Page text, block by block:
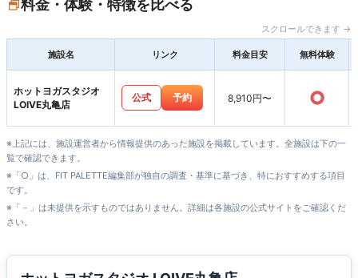
料金・体験・特徴を比べる
スクロールできます →
施設名 リンク 料金目安 無料体験
ホットヨガスタジオ
LOIVE丸亀店
公式 予約 8,910円〜 ○
※上記には、施設運営者から情報提供のあった施設を掲載しています。全施設は下の一
覧で確認できます。
※「○」は、FIT PALETTE編集部が独自の調査・基準に基づき、特におすすめする項目
です。
※「－」は未提供を示すものではありません。詳細は各施設の公式サイトをご確認くだ
さい。